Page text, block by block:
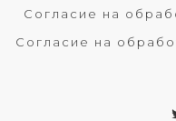
Согласие на
Согласие на